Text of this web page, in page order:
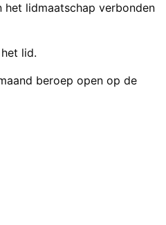
lidmaatschap verbonden
lid.
beroep open op de